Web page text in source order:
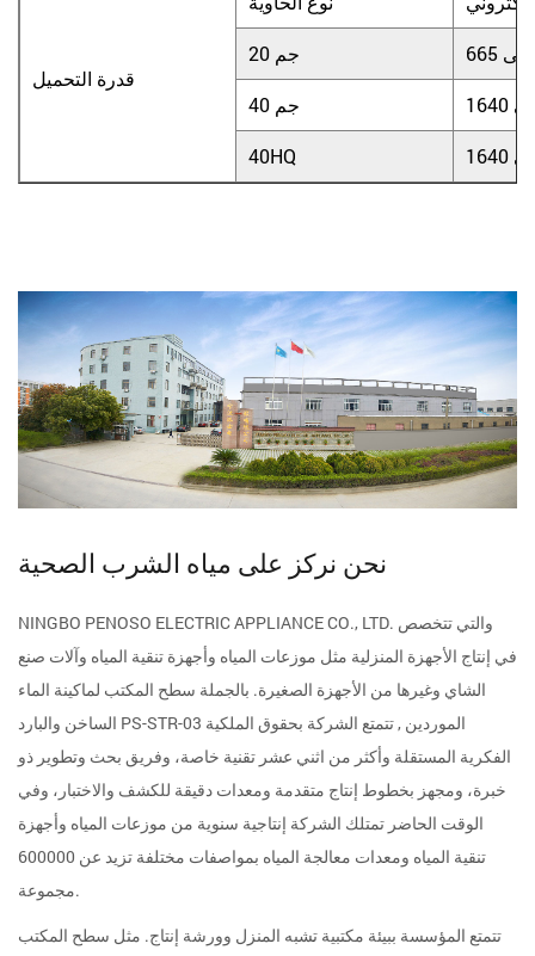
قدرة التحميل
20 جم
40 جم
40HQ
نحن نركز على مياه الشرب الصحية
NINGBO PENOSO ELECTRIC APPLIANCE CO., LTD. والتي تتخصص
في إنتاج الأجهزة المنزلية مثل موزعات المياه وأجهزة تنقية المياه وآلات صنع
الشاي وغيرها من الأجهزة الصغيرة. بالجملة سطح المكتب لماكينة الماء
الساخن والبارد PS-STR-03 الموردين , تتمتع الشركة بحقوق الملكية
الفكرية المستقلة وأكثر من اثني عشر تقنية خاصة، وفريق بحث وتطوير ذو
خبرة، ومجهز بخطوط إنتاج متقدمة ومعدات دقيقة للكشف والاختبار، وفي
الوقت الحاضر تمتلك الشركة إنتاجية سنوية من موزعات المياه وأجهزة
تنقية المياه ومعدات معالجة المياه بمواصفات مختلفة تزيد عن 600000
مجموعة.
تتمتع المؤسسة ببيئة مكتبية تشبه المنزل وورشة إنتاج. مثل سطح المكتب